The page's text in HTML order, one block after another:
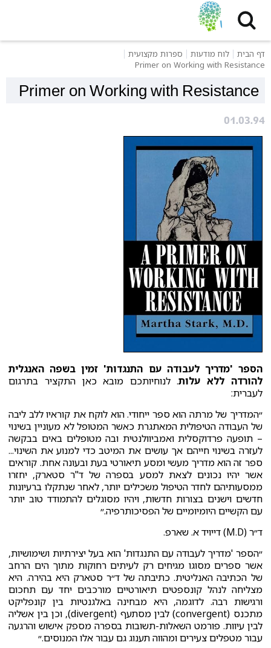
דף הבית לוח מודעות
ספרות מקצועית
Primer on Working with Resistance
Primer on Working with Resistance
01.03.94
הספר 'מדריך לעבודה עם התנגדות' זמין בשפה האנגלית
להורדה ללא עלות. לנוחיותכם מובא כאן התקציר בתרגום
לעברית:
״המדריך של מרתה הוא ספר ייחודי. הוא לוקח את קוראיו ללב ליבה
של העבודה הטיפולית המאתגרת כאשר המטופל לא מעוניין בשינוי
– תופעה פרדוקסלית ואמביוולנטית ובה מטופלים באים בבקשה
לעזרה בשינוי חייהם אך עושים את המיטב כדי למנוע את השינוי...
ספר זה הוא מדריך מעשי ומסע תיאורטי בעת ובעונה אחת. קוראים
אשר יהיו נכונים לצאת למסע בספרה של ד"ר סטארק, יחזרו
ממסעותיהם לחדר הטיפול משכילים יותר, לאחר שנתקלו ברעיונות
חדשים וישנים בצורות חדשות, ויהיו מסוגלים להתמודד טוב יותר
עם הקשיים היומיומיים של הפסיכותרפיה.״
ד״ר (M.D) דייויד א. שארפ.
״הספר 'מדריך לעבודה עם התנגדות' הוא בעל יצירתיות ושימושיות,
אשר ספרים מסוגו מגיחים רק לעיתים רחוקות מתוך הים הרחב
של הכתיבה האנליטית. כתיבתה של ד״ר סטארק היא בהירה. היא
מצליחה לנהל קונספטים תיאורטיים מורכבים יחד עם תחכום
ורגישות רבה. לדוגמה, היא מבחינה באלגנטיות בין קונפליקט
מתכנס (convergent) לבין מסתעף (divergent), וכן בין אשליה
לבין עיוות. פורמט השאלות-תשובות בספרה מספק אישוש והרגעה
עבור מטפלים צעירים ומהווה תענוג גם עבור אלו המנוסים.״